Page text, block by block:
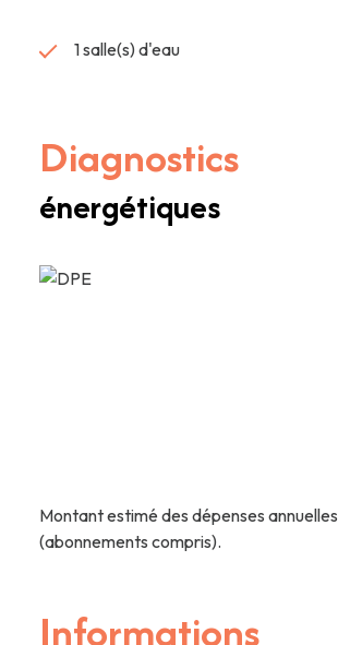
1 salle(s) d'eau
Diagnostics
énergétiques
Montant estimé des dépenses
(abonnements compris).
Informations